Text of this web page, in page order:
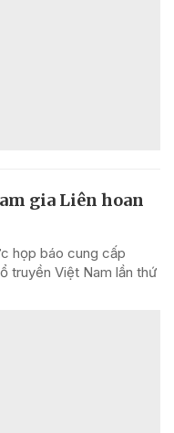
gia Liên hoan
họp báo cung cấp
truyền Việt Nam lần thứ